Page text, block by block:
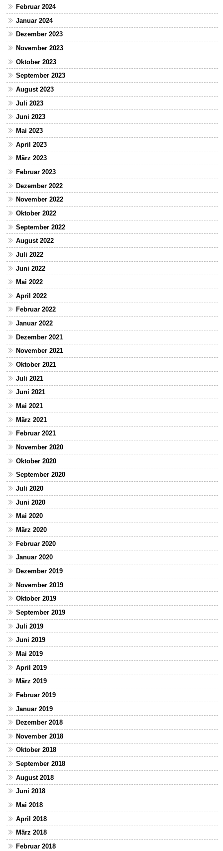
Februar 2024
Januar 2024
Dezember 2023
November 2023
Oktober 2023
September 2023
August 2023
Juli 2023
Juni 2023
Mai 2023
April 2023
März 2023
Februar 2023
Dezember 2022
November 2022
Oktober 2022
September 2022
August 2022
Juli 2022
Juni 2022
Mai 2022
April 2022
Februar 2022
Januar 2022
Dezember 2021
November 2021
Oktober 2021
Juli 2021
Juni 2021
Mai 2021
März 2021
Februar 2021
November 2020
Oktober 2020
September 2020
Juli 2020
Juni 2020
Mai 2020
März 2020
Februar 2020
Januar 2020
Dezember 2019
November 2019
Oktober 2019
September 2019
Juli 2019
Juni 2019
Mai 2019
April 2019
März 2019
Februar 2019
Januar 2019
Dezember 2018
November 2018
Oktober 2018
September 2018
August 2018
Juni 2018
Mai 2018
April 2018
März 2018
Februar 2018